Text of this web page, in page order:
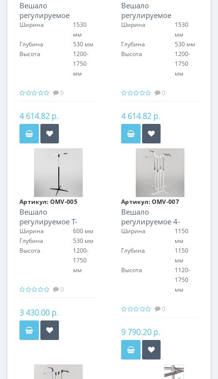
Вешало
регулируемое
Ширина
1530
мм
Глубина
530 мм
Высота
1200-
1750
мм
0
4 614.82 р.
Вешало
регулируемое
Ширина
1530
мм
Глубина
530 мм
Высота
1200-
1750
мм
0
4 614.82 р.
Артикул: OMV-005
Вешало
регулируемое Т-
образное
Ширина
600 мм
Глубина
530 мм
Высота
1200-
1750
мм
0
3 430.00 р.
Артикул: OMV-007
Вешало
регулируемое 4-
рожковое
Ширина
1150
мм
Глубина
1150
мм
Высота
1120-
1750
мм
0
9 790.20 р.